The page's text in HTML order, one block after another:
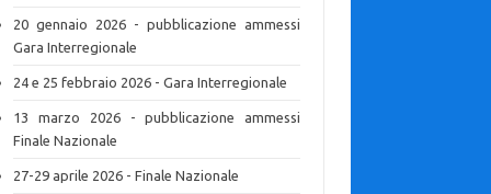
20 gennaio 2026 - pubblicazione ammessi
Gara Interregionale
24 e 25 febbraio 2026 - Gara Interregionale
13 marzo 2026 - pubblicazione ammessi
Finale Nazionale
27-29 aprile 2026 - Finale Nazionale